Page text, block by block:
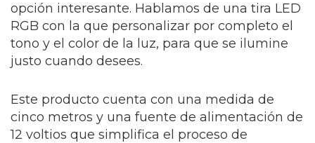
opción interesante. Hablamos de una tira LED
RGB con la que personalizar por completo el
tono y el color de la luz, para que se ilumine
justo cuando desees.
Este producto cuenta con una medida de
cinco metros y una fuente de alimentación de
12 voltios que simplifica el proceso de